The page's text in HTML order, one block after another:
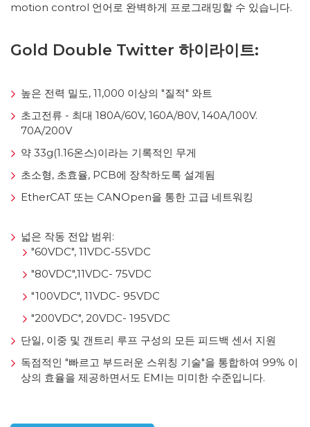
motion control 언어로 완벽하게 프로그래밍할 수 있습니다.
Gold Double Twitter 하이라이트:
높은 전력 밀도, 11,000 이상의 "질적" 와트
초고전류 - 최대 180A/60V, 160A/80V, 140A/100V.
70A/200V
약 33g(1.16온스)이라는 기록적인 무게
초소형, 초효율, PCB에 장착하도록 설계됨
EtherCAT 또는 CANOpen을 통한 고급 네트워킹
넓은 작동 전압 범위:
"60VDC", 11VDC-55VDC
"80VDC",11VDC- 75VDC
"100VDC", 11VDC- 95VDC
"200VDC", 20VDC- 195VDC
단일, 이중 및 갠트리 루프 구성의 모든 피드백 센서 지원
독점적인 "빠르고 부드러운 스위칭 기술"을 통합하여 99% 이
상의 효율을 제공하면서도 EMI는 미미한 수준입니다.